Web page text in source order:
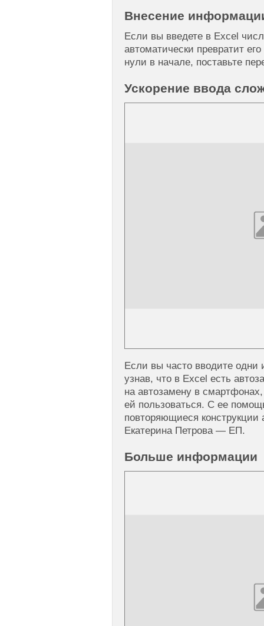
Внесение
Если вы введете в Excel
автоматически превратит
нули в начале, поставьте
Ускорение ввода
Если вы часто вводите одни
узнав, что в Excel есть
на автозамену в
ей пользоваться. С ее
повторяющиеся
Екатерина Петрова — ЕП.
Больше информации